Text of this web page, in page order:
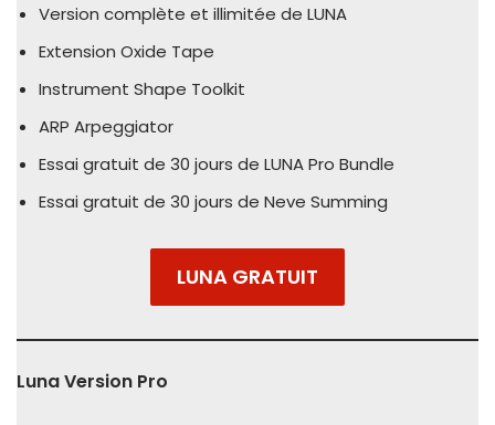
Version complète et illimitée de LUNA
Extension Oxide Tape
Instrument Shape Toolkit
ARP Arpeggiator
Essai gratuit de 30 jours de LUNA Pro Bundle
Essai gratuit de 30 jours de Neve Summing
LUNA GRATUIT
Luna Version Pro